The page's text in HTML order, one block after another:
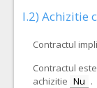
I.2) Achizitie
Contractul
Contractul
achizitie Nu .